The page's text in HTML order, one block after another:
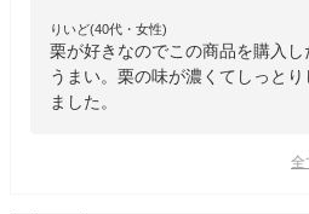
りいど(40代・女性)
栗が好きなのでこの商品を購入
うまい。栗の味が濃くてしっと
ました。
全